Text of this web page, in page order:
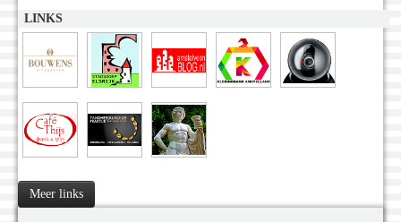
LINKS
Meer links